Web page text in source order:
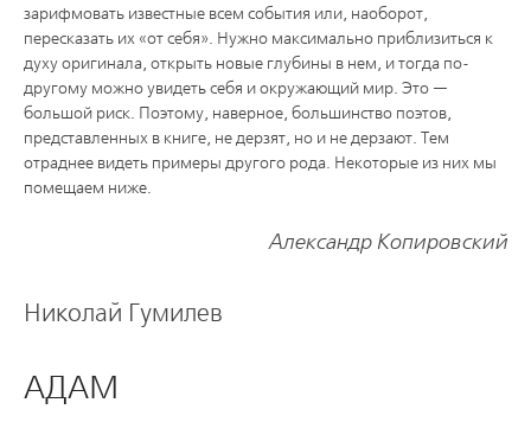
зарифмовать известные всем события или, наоборот,
пересказать их «от себя». Нужно максимально приблизиться к
духу оригинала, открыть новые глубины в нем, и тогда по-
другому можно увидеть себя и окружающий мир. Это —
большой риск. Поэтому, наверное, большинство поэтов,
представленных в книге, не дерзят, но и не дерзают. Тем
отраднее видеть примеры другого рода. Некоторые из них мы
помещаем ниже.
Александр Копировский
Николай Гумилев
АДАМ